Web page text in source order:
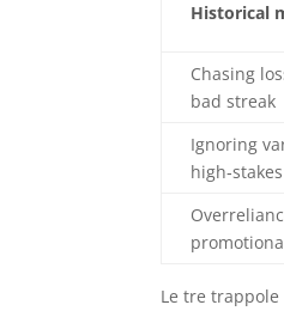
Historical
Chasing
bad streak
Ignoring
Le tre